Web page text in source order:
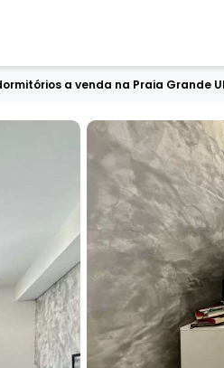
a venda na Praia Grande